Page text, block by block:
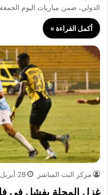
الدولي، ضمن مباريات اليوم الجمعة 1 مايو 2026، في الجولة…
أكمل القراءة »
مركز البث المباشر 28 أبريل، 2026
غزل المحلة يفشل في فك